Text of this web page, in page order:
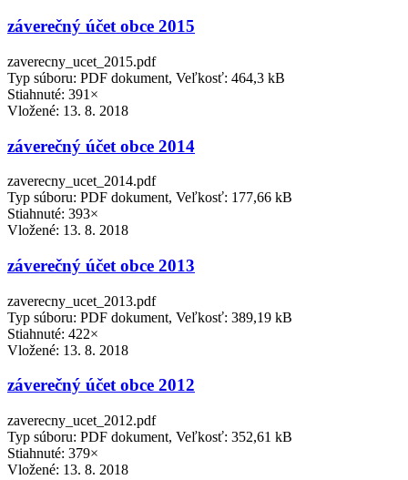
záverečný účet obce 2015
zaverecny_ucet_2015.pdf
Typ súboru: PDF dokument, Veľkosť: 464,3 kB
Stiahnuté: 391×
Vložené: 13. 8. 2018
záverečný účet obce 2014
zaverecny_ucet_2014.pdf
Typ súboru: PDF dokument, Veľkosť: 177,66 kB
Stiahnuté: 393×
Vložené: 13. 8. 2018
záverečný účet obce 2013
zaverecny_ucet_2013.pdf
Typ súboru: PDF dokument, Veľkosť: 389,19 kB
Stiahnuté: 422×
Vložené: 13. 8. 2018
záverečný účet obce 2012
zaverecny_ucet_2012.pdf
Typ súboru: PDF dokument, Veľkosť: 352,61 kB
Stiahnuté: 379×
Vložené: 13. 8. 2018